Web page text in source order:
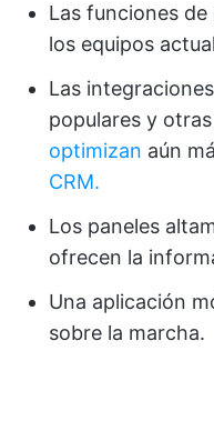
Las funciones
los equipos
Las
populares y
optimizan aún
CRM.
Los paneles
ofrecen la
Una aplicación
sobre la marcha.